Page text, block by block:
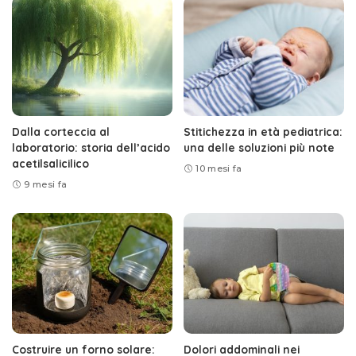
Dalla corteccia al
laboratorio: storia dell’acido
acetilsalicilico
9 mesi fa
Stitichezza in età pediatrica:
una delle soluzioni più note
10 mesi fa
Costruire un forno solare: Dolori addominali nei